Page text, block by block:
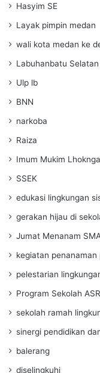
Hasyim SE
Layak pimpin medan
wali kota medan ke
Labuhanbatu Selatan
Ulp lb
BNN
narkoba
Raiza
Imum Mukim Lhoknga
SSEK
edukasi lingkungan
gerakan hijau di
Jumat Menanam
kegiatan penanaman
pelestarian
Program Sekolah
sekolah ramah
sinergi pendidikan
balerang
diselingkuhi